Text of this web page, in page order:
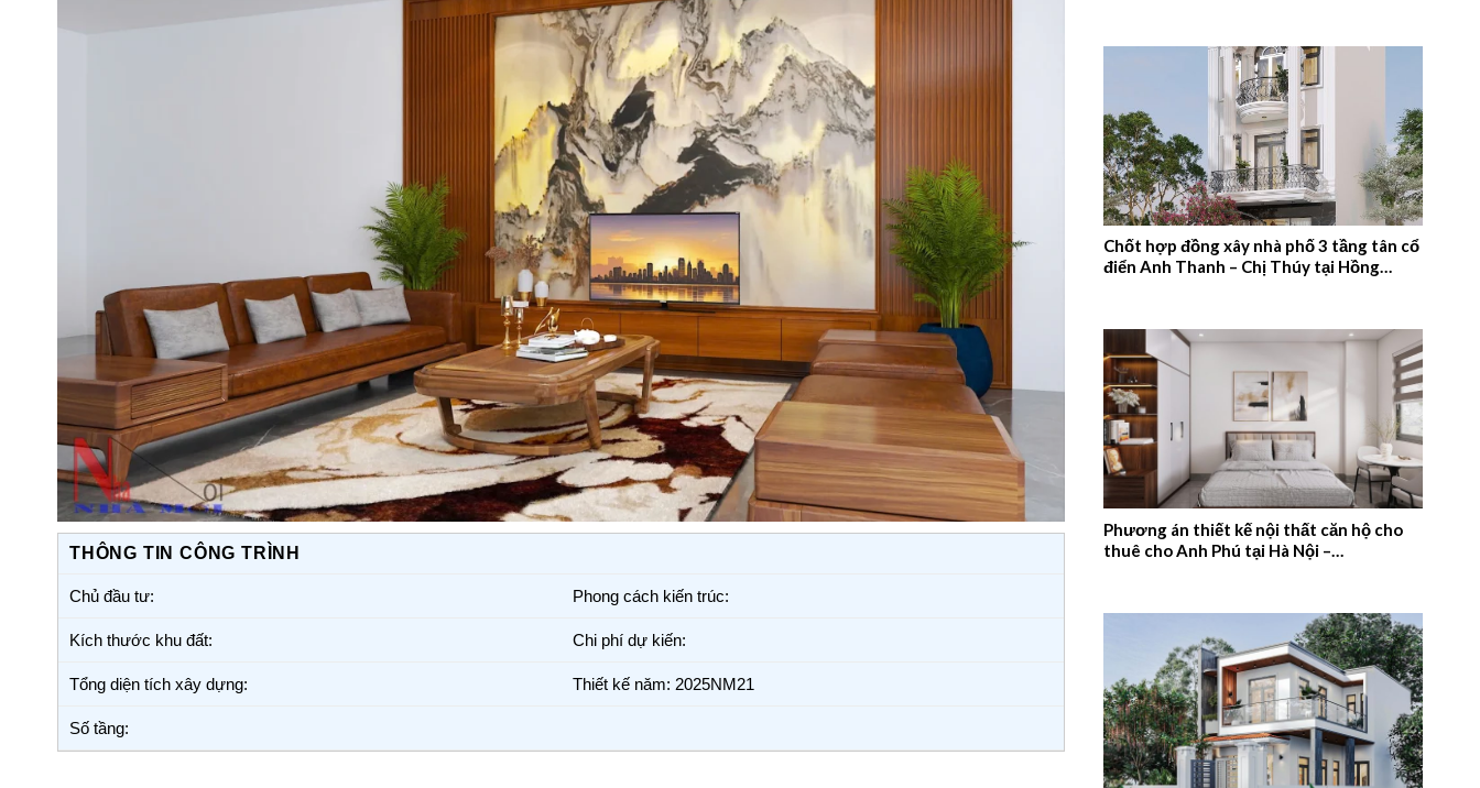
THÔNG TIN CÔNG TRÌNH
Chủ đầu tư: Phong cách kiến trúc:
Kích thước khu đất: Chi phí dự kiến:
Tổng diện tích xây dựng: Thiết kế năm: 2025NM21
Số tầng:
Chốt hợp đồng xây nhà phố 3 tầng tân cổ
điển Anh Thanh – Chị Thúy tại Hồng
Phương án thiết kế nội thất căn hộ cho
thuê cho Anh Phú tại Hà Nội –